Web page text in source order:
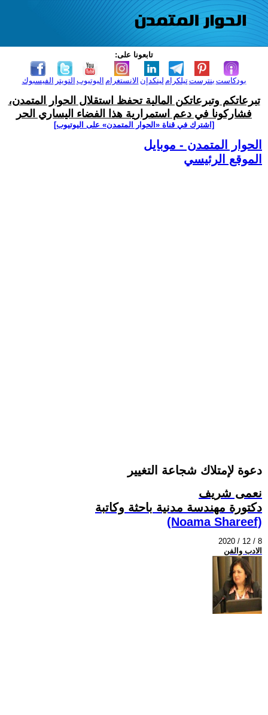
تابعونا على:
الفيسبوك التويتر اليوتيوب الانستغرام لينكدإن تيلكرامبنترست بودكاست
تبرعاتكم وتبرعاتكن المالية تحفظ استقلال الحوار المتمدن،
فشاركونا في دعم استمرارية هذا الفضاء اليساري الحر
[اشترك في قناة ‫«الحوار المتمدن» على اليوتيوب]
الحوار المتمدن - موبايل
الموقع الرئيسي
دعوة لإمتلاك شجاعة التغيير
نعمى شريف
دكتورة مهندسة مدنية باحثة وكاتبة
(Noama Shareef)
2020 / 12 / 8
الادب والفن